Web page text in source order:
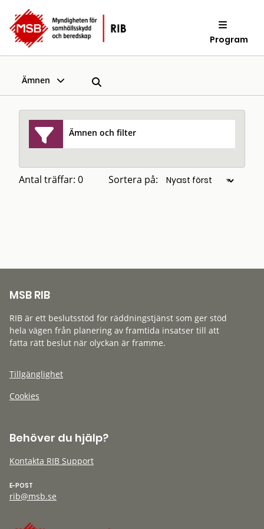
Program
Ämnen
Ämnen och filter
Antal träffar: 0 Sortera på:
MSB RIB
RIB är ett beslutsstöd för räddningstjänst som ger stöd
hela vägen från planering av framtida insatser till att
fatta rätt beslut när olyckan är framme.
Tillgänglighet
Cookies
Behöver du hjälp?
Kontakta RIB Support
E-POST
rib@msb.se